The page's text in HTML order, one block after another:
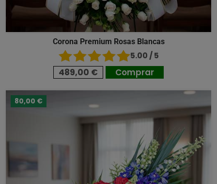
Corona Premium Rosas Blancas
5.00 / 5
489,00 € Comprar
80,00 €